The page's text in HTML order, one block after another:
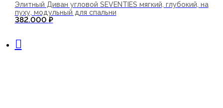
Элитный Диван угловой SEVENTIES мягкий, глубокий, на
пуху, модульный для спальни
382.000 ₽